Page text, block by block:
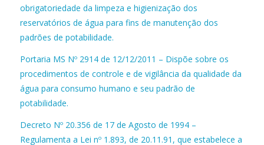
obrigatoriedade da limpeza e higienização dos
reservatórios de água para fins de manutenção dos
padrões de potabilidade.
Portaria MS Nº 2914 de 12/12/2011 – Dispõe sobre os
procedimentos de controle e de vigilância da qualidade da
água para consumo humano e seu padrão de
potabilidade.
Decreto Nº 20.356 de 17 de Agosto de 1994 –
Regulamenta a Lei nº 1.893, de 20.11.91, que estabelece a